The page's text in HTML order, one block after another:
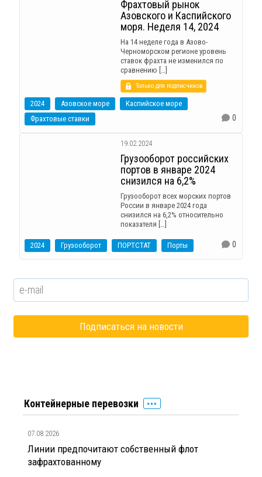
Фрахтовый рынок
Азовского и Каспийского
моря. Неделя 14, 2024
На 14 неделе года в Азово-
Черноморском регионе уровень
ставок фрахта не изменился по
сравнению […]
Только для подписчиков
2024 Азовское море
Каспийское море
Фрахтовые ставки
0
19.02.2024
Грузооборот российских
портов в январе 2024
снизился на 6,2%
Грузооборот всех морских портов
России в январе 2024 года
снизился на 6,2% относительно
показателя […]
2024 Грузооборот ПОРТСТАТ Порты 0
Контейнерные перевозки
07.08.2026
Линии предпочитают собственный флот
зафрахтованному